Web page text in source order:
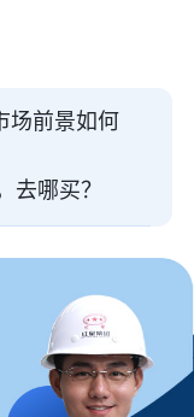
场前景如何
去哪买？